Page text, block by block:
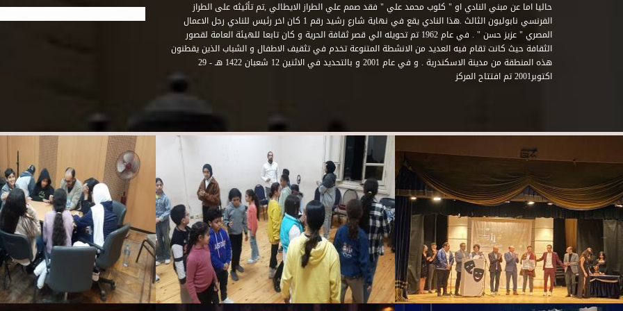
حاليا اما عن مبني النادي او " كلوب محمد علي " فقد صمم علي الطراز الايطالي ,تم تأثيثه على الطراز
الفرنسي نابوليون الثالث .هذا النادي يقع في نهاية شارع رشيد رقم 1 كان اخر رئيس للنادي رجل الاعمال
المصري " عزيز حسن " . في عام 1962 تم تحويله الي قصر ثقافة الحرية و كان تابعا للهيئة العامة لقصور
الثقافة حيث كانت تقام فيه العديد من الانشطة المتنوعة تخدم في تثقيف الاطفال و الشباب الذين يقطنون
هذه المنطقة من مدينة الاسكندرية . و في عام 2001 و بالتحديد في الاثنين 12 شعبان 1422 هـ - 29
اكتوبر2001 تم افتتاح المركز